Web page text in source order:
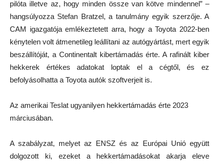
pilóta illetve az, hogy minden össze van kötve mindennel” –
hangsúlyozza Stefan Bratzel, a tanulmány egyik szerzője. A
CAM igazgatója emlékeztetett arra, hogy a Toyota 2022-ben
kénytelen volt átmenetileg leállítani az autógyártást, mert egyik
beszállítóját, a Continentalt kibertámadás érte. A rafinált kiber
hekkerek értékes adatokat loptak el a cégtől, és ez
befolyásolhatta a Toyota autók szoftverjeit is.
Az amerikai Teslat ugyanilyen hekkertámadás érte 2023
márciusában.
A szabályzat, melyet az ENSZ és az Európai Unió együtt
dolgozott ki, ezeket a hekkertámadásokat akarja eleve